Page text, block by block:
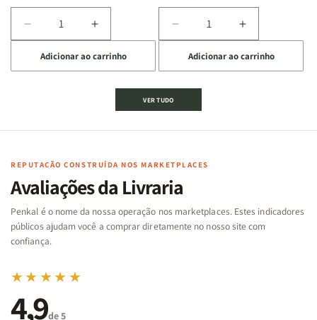
Diminuir
a
quantidade
de
Cartas
Famílias
Bíblia
-
Penkal
Aumentar
a
quantidade
de
Jogo
Cartas
Famílias
da
Bíblia
-
Penkal
Adicionar ao carrinho
Diminuir
a
quantidade
de
Jogo
|
de
Aumentar
a
quantidade
de
|
Adicionar ao carrinho
VER TUDO
REPUTAÇÃO CONSTRUÍDA NOS MARKETPLACES
Avaliações da Livraria
Penkal é o nome da nossa operação nos marketplaces. Estes indicadores
públicos ajudam você a comprar diretamente no nosso site com
confiança.
★★★★★
4,9de 5